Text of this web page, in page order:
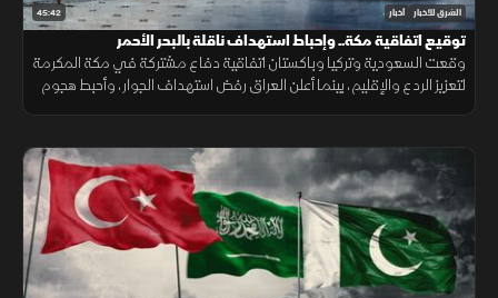
45:42 الشرق للأخبار أخبار
توقيع اتفاقية مكة.. وإحباط استهداف ناقلة بالبحر الأحمر
وقعت السعودية وتركيا وباكستان اتفاقية دفاع مشتركة في مكة المكرمة
لتعزيز الردع والإقليم، بينما أعلن العراق رفض استهداف الجوار، وأحبط هجوم